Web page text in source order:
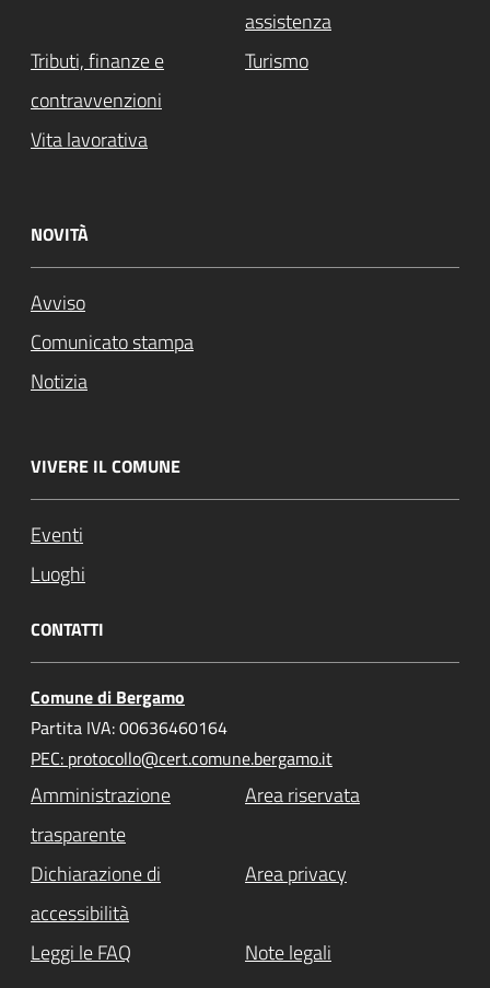
assistenza
Tributi, finanze e
contravvenzioni
Turismo
Vita lavorativa
NOVITÀ
Avviso
Comunicato stampa
Notizia
VIVERE IL COMUNE
Eventi
Luoghi
CONTATTI
Comune di Bergamo
Partita IVA: 00636460164
PEC: protocollo@cert.comune.bergamo.it
Amministrazione
trasparente
Area riservata
Dichiarazione di
accessibilità
Area privacy
Leggi le FAQ Note legali